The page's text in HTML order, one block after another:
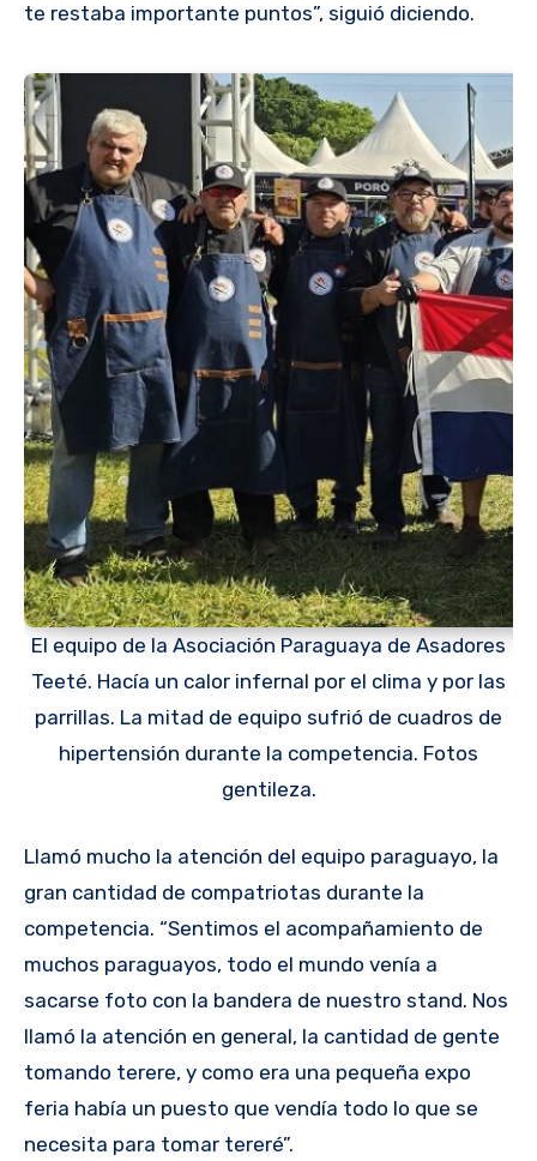
te restaba importante puntos”, siguió diciendo.
El equipo de la Asociación Paraguaya de Asadores
Teeté. Hacía un calor infernal por el clima y por las
parrillas. La mitad de equipo sufrió de cuadros de
hipertensión durante la competencia. Fotos
gentileza.
Llamó mucho la atención del equipo paraguayo, la
gran cantidad de compatriotas durante la
competencia. “Sentimos el acompañamiento de
muchos paraguayos, todo el mundo venía a
sacarse foto con la bandera de nuestro stand. Nos
llamó la atención en general, la cantidad de gente
tomando terere, y como era una pequeña expo
feria había un puesto que vendía todo lo que se
necesita para tomar tereré”.